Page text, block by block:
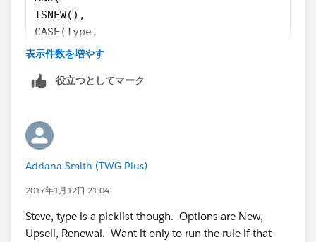
ISNEW(),
CASE(Type,
"New" , 1 ,
"Upsell" , 1 ,
)
表示件数を増やす
役立つとしてマーク
Adriana Smith (TWG Plus)
2017年1月12日 21:04
Steve, type is a picklist though. Options are New,
Upsell, Renewal. Want it only to run the rule if that